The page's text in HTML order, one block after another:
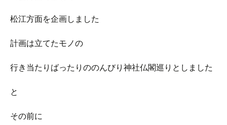
松江方面を企画しました
計画は立てたモノの
行き当たりばったりののんびり神社仏閣巡りとしました
と
その前に